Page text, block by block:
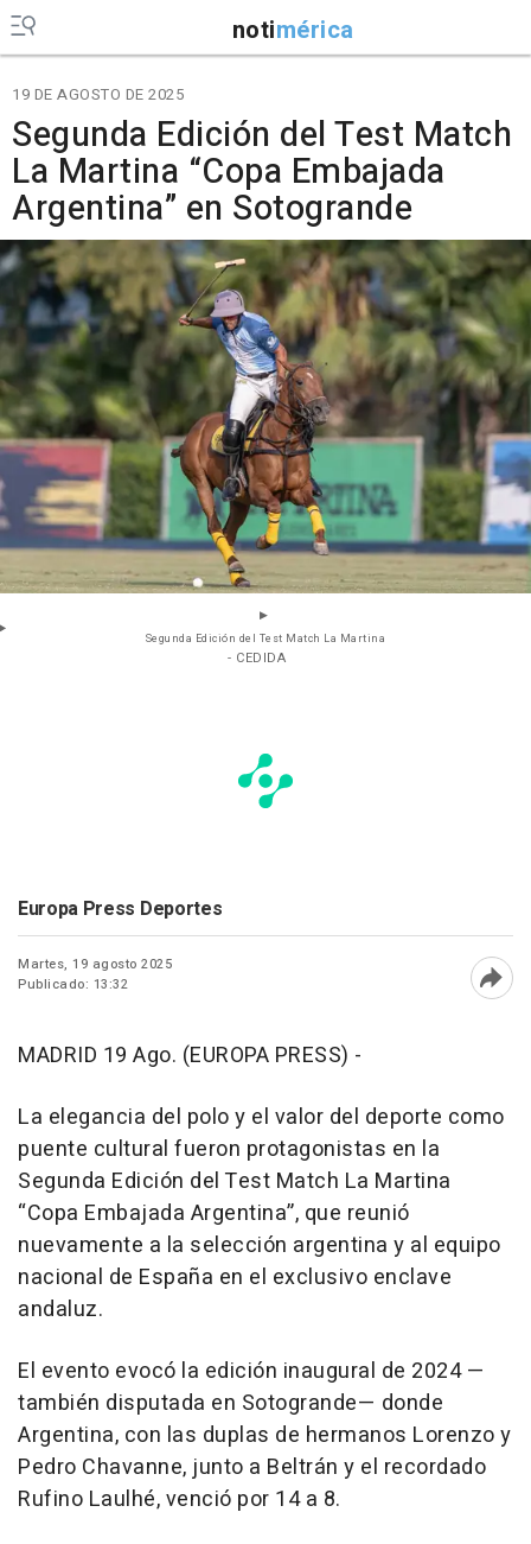
notimérica
19 DE AGOSTO DE 2025
Segunda Edición del Test Match
La Martina “Copa Embajada
Argentina” en Sotogrande
Segunda Edición del Test Match La Martina
- CEDIDA
Europa Press Deportes
Martes, 19 agosto 2025
Publicado: 13:32
MADRID 19 Ago. (EUROPA PRESS) -
La elegancia del polo y el valor del deporte como
puente cultural fueron protagonistas en la
Segunda Edición del Test Match La Martina
“Copa Embajada Argentina”, que reunió
nuevamente a la selección argentina y al equipo
nacional de España en el exclusivo enclave
andaluz.
El evento evocó la edición inaugural de 2024 —
también disputada en Sotogrande— donde
Argentina, con las duplas de hermanos Lorenzo y
Pedro Chavanne, junto a Beltrán y el recordado
Rufino Laulhé, venció por 14 a 8.